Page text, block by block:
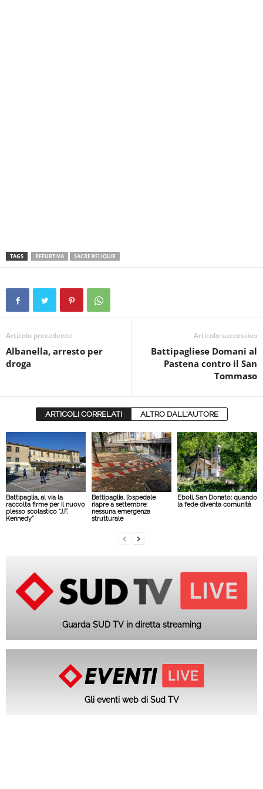
TAGS REFURTIVA SACRE RELIQUIE
Articolo precedente
Albanella, arresto per
droga
Articolo successivo
Battipagliese Domani al
Pastena contro il San
Tommaso
ARTICOLI CORRELATI ALTRO DALL'AUTORE
Battipaglia, al via la
raccolta firme per il nuovo
plesso scolastico “J.F.
Kennedy”
Battipaglia, l’ospedale
riapre a settembre:
nessuna emergenza
strutturale
Eboli, San Donato: quando
la fede diventa comunità
Guarda SUD TV in diretta streaming
Gli eventi web di Sud TV